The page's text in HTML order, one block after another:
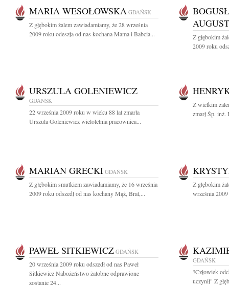
MARIA WESOŁOWSKA GDAŃSK
Z głębokim żalem zawiadamiamy, że 28 września
2009 roku odeszła od nas kochana Mama i Babcia...
Z głębokim
2009 roku
URSZULA GOLENIEWICZ
GDAŃSK
22 września 2009 roku w wieku 88 lat zmarła
Urszula Goleniewicz wieloletnia pracownica...
Z wielkim
zmarł Śp.
MARIAN GRECKI GDAŃSK
Z głębokim smutkiem zawiadamiamy, że 16 września
2009 roku odszedł od nas kochany Mąż, Brat,...
Z głębokim
września
PAWEŁ SITKIEWICZ GDAŃSK
20 września 2009 roku odszedł od nas Paweł
Sitkiewicz Nabożeństwo żałobne odprawione
zostanie 24...
GDAŃSK
?Człowiek
uczynił" Z